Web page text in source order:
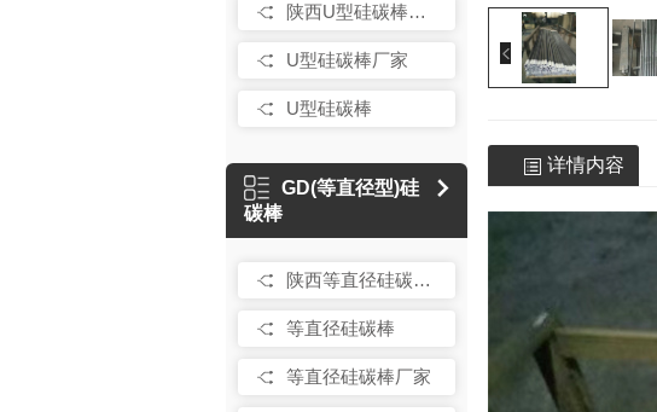
陕西U型硅碳棒厂家
U型硅碳棒厂家
U型硅碳棒
GD(等直径型)硅
碳棒
陕西等直径硅碳棒厂家
等直径硅碳棒
等直径硅碳棒厂家
详情内容